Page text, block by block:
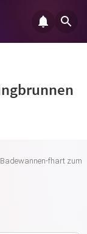
Badewannen-fhart zum